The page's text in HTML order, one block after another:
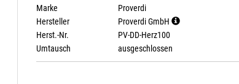
Marke
Proverdi
Hersteller
Proverdi GmbH
Herst.-Nr.
PV-DD-Herz100
Umtausch
ausgeschlossen